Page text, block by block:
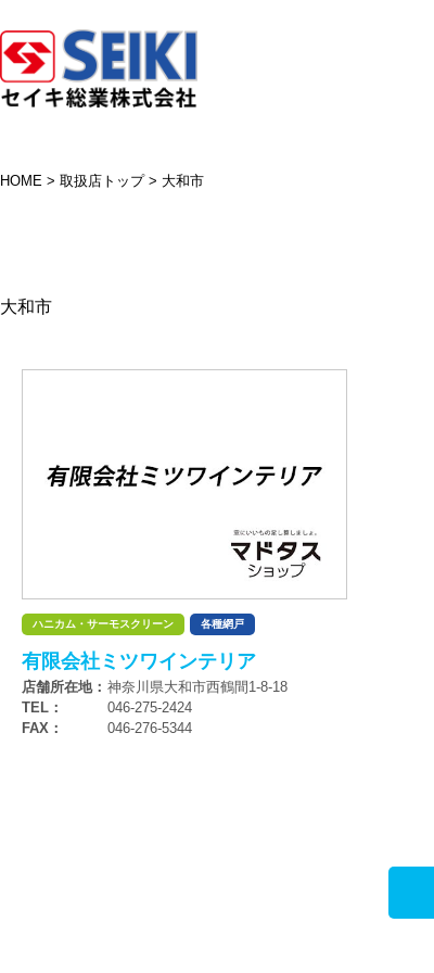
HOME > 取扱店トップ> 大和市
大和市
ハニカム・サーモスクリーン 各種網戸
有限会社ミツワインテリア
店舗所在地： 神奈川県大和市西鶴間1-8-18
TEL：
046-275-2424
FAX：
046-276-5344